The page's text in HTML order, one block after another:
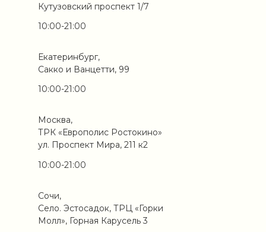
Сочи,
Село. Эстосадок, ТРЦ «Горки
Молл», Горная Карусель 3
10:00-21:00
Москва,
ТРК «Европолис Ростокино»
ул. Проспект Мира, 211 к2
10:00-21:00
Екатеринбург,
Сакко и Ванцетти, 99
Кутузовский проспект 1/7
10:00-21:00